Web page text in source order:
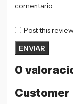
0
Customer
comentario.
Post this